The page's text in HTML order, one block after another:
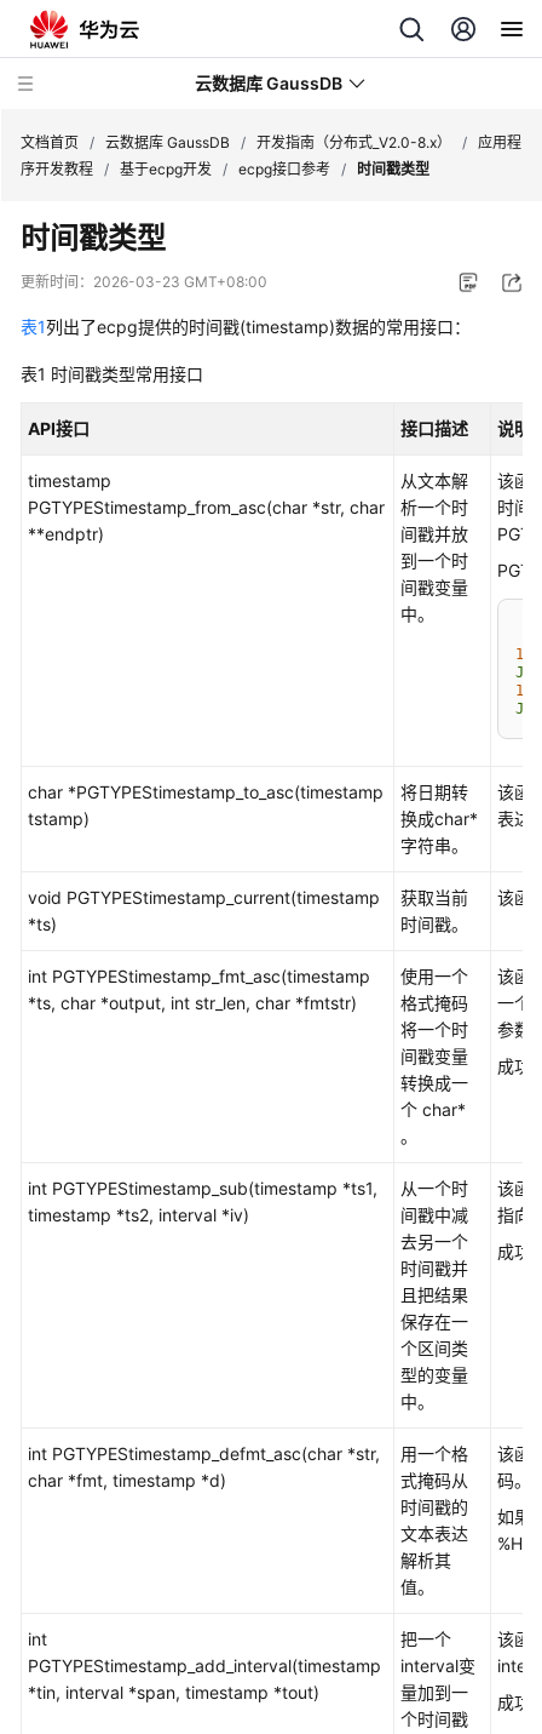
云数据库 GaussDB
最
新
动
务
告
产
品
介
速
入
用
户
南
发
指
据
库
文档首页 / 云数据库 GaussDB / 开发指南（分布式_V2.0-8.x） / 应用程
序开发教程 / 基于ecpg开发 / ecpg接口参考 / 时间戳类型
时间戳类型
更新时间： 2026-03-23 GMT+08:00
表1列出了ecpg提供的时间戳(timestamp)数据的常用接口：
表1 时间戳类型常用接口
API接口 接口描述 说明
timestamp
PGTYPEStimestamp_from_asc(char *str, char
**endptr)
从文本解
析一个时
间戳并放
到一个时
间戳变量
中。
该函
时间
char *PGTYPEStimestamp_to_asc(timestamp
tstamp)
将日期转
换成char*
字符串。
该函
表达
void PGTYPEStimestamp_current(timestamp
*ts)
获取当前
时间戳。
该函
int PGTYPEStimestamp_fmt_asc(timestamp
*ts, char *output, int str_len, char *fmtstr)
使用一个
格式掩码
将一个时
间戳变量
转换成一
个 char*
。
该函
一个
参数
成功
int PGTYPEStimestamp_sub(timestamp *ts1,
timestamp *ts2, interval *iv)
从一个时
间戳中减
去另一个
时间戳并
且把结果
保存在一
个区间类
型的变量
中。
该函
指向
成功
int PGTYPEStimestamp_defmt_asc(char *str,
char *fmt, timestamp *d)
用一个格
式掩码从
时间戳的
文本表达
解析其
值。
该函
码。
如果
int
PGTYPEStimestamp_add_interval(timestamp
*tin, interval *span, timestamp *tout)
把一个
interval变
量加到一
个时间戳
该函
成功